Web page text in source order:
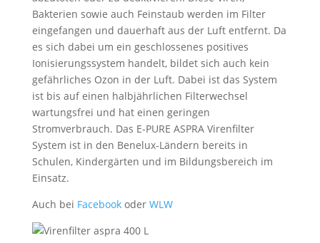
Bakterien sowie auch Feinstaub werden im Filter
eingefangen und dauerhaft aus der Luft entfernt. Da
es sich dabei um ein geschlossenes positives
Ionisierungssystem handelt, bildet sich auch kein
gefährliches Ozon in der Luft. Dabei ist das System
ist bis auf einen halbjährlichen Filterwechsel
wartungsfrei und hat einen geringen
Stromverbrauch. Das E-PURE ASPRA Virenfilter
System ist in den Benelux-Ländern bereits in
Schulen, Kindergärten und im Bildungsbereich im
Einsatz.
Auch bei Facebookoder WLW